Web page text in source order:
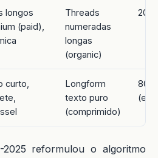
longos
(paid),
Threads
numeradas
longas
(organic)
curto,
Longform
texto puro
(comprimido)
(em
reformulou o algoritmo